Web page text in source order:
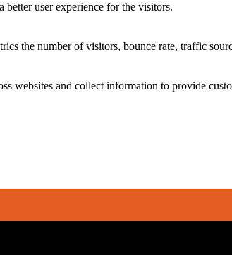
user experience for the visitors.
the number of visitors, bounce rate, traffic
websites and collect information to provide